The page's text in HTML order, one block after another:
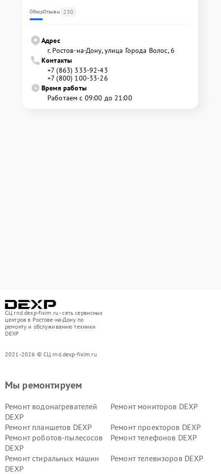
ОбзорОтзывы 230
Адрес
г. Ростов-на-Дону, улица Города Волос, 6
Контакты
+7 (863) 333-92-43
+7 (800) 100-33-26
Время работы
Работаем с 09:00 до 21:00
СЦ rnd.dexp-fixim.ru - сеть сервисных
центров в Ростове-на-Дону по
ремонту и обслуживанию техники
DEXP
2021-2026 © СЦ rnd.dexp-fixim.ru
Мы ремонтируем
Ремонт водонагревателей
DEXP
Ремонт мониторов DEXP
Ремонт планшетов DEXP
Ремонт проекторов DEXP
Ремонт роботов-пылесосов
DEXP
Ремонт телефонов DEXP
Ремонт стиральных машин
DEXP
Ремонт телевизоров DEXP